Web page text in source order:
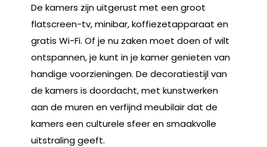
De kamers zijn uitgerust met een groot
flatscreen-tv, minibar, koffiezetapparaat en
gratis Wi-Fi. Of je nu zaken moet doen of wilt
ontspannen, je kunt in je kamer genieten van
handige voorzieningen. De decoratiestijl van
de kamers is doordacht, met kunstwerken
aan de muren en verfijnd meubilair dat de
kamers een culturele sfeer en smaakvolle
uitstraling geeft.